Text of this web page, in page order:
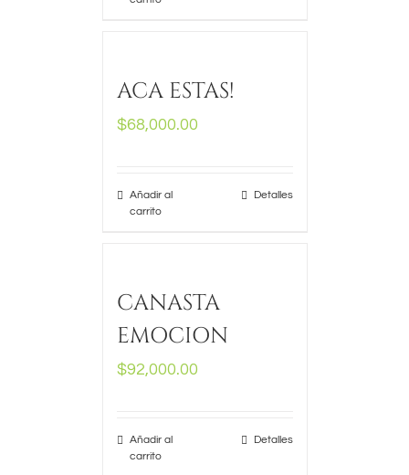
ACA ESTAS!
$68,000.00
Añadir al
carrito
Detalles
CANASTA
EMOCION
$92,000.00
Añadir al
carrito
Detalles